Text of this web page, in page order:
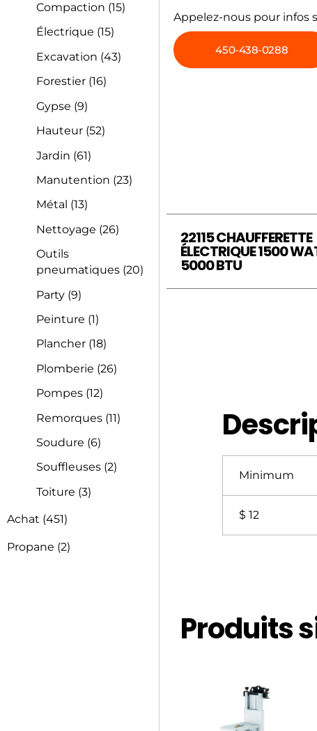
Compaction (15)
Électrique (15)
Excavation (43)
Forestier (16)
Gypse (9)
Hauteur (52)
Jardin (61)
Manutention (23)
Métal (13)
Nettoyage (26)
Outils
pneumatiques (20)
Party (9)
Peinture (1)
Plancher (18)
Plomberie (26)
Pompes (12)
Remorques (11)
Soudure (6)
Souffleuses (2)
Toiture (3)
Achat (451)
Propane (2)
Appelez-nous pour infos
450-438-0288
22115 CHAUFFERETTE
ÉLECTRIQUE 1500
5000 BTU
Minimum
$ 12
Produits